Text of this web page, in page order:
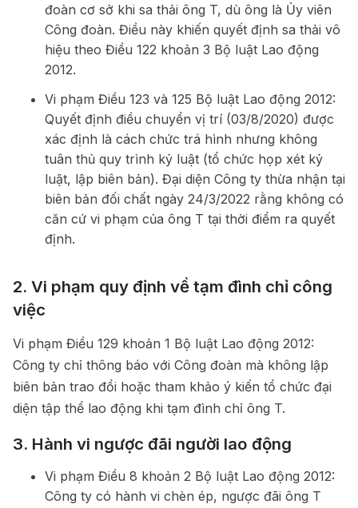
đoàn cơ sở khi sa thải ông T, dù ông là Ủy viên
Công đoàn. Điều này khiến quyết định sa thải vô
hiệu theo Điều 122 khoản 3 Bộ luật Lao động
2012.
Vi phạm Điều 123 và 125 Bộ luật Lao động 2012:
Quyết định điều chuyển vị trí (03/8/2020) được
xác định là cách chức trá hình nhưng không
tuân thủ quy trình kỷ luật (tổ chức họp xét kỷ
luật, lập biên bản). Đại diện Công ty thừa nhận tại
biên bản đối chất ngày 24/3/2022 rằng không có
căn cứ vi phạm của ông T tại thời điểm ra quyết
định.
2. Vi phạm quy định về tạm đình chỉ công
việc
Vi phạm Điều 129 khoản 1 Bộ luật Lao động 2012:
Công ty chỉ thông báo với Công đoàn mà không lập
biên bản trao đổi hoặc tham khảo ý kiến tổ chức đại
diện tập thể lao động khi tạm đình chỉ ông T.
3. Hành vi ngược đãi người lao động
Vi phạm Điều 8 khoản 2 Bộ luật Lao động 2012:
Công ty có hành vi chèn ép, ngược đãi ông T